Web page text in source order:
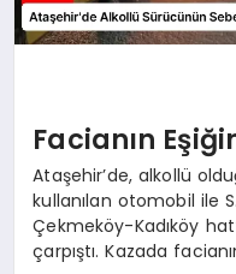
Facianın
Ataşehir’de, alkollü
kullanılan otomobil ile
Çekmeköy-Kadıköy
çarpıştı. Kazada